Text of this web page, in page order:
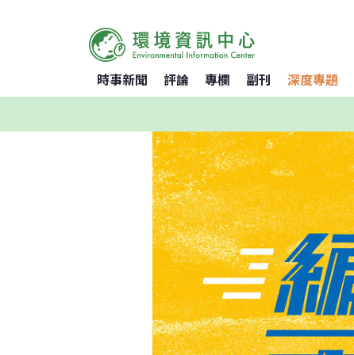
時事新聞 評論 專欄 副刊 深度專題